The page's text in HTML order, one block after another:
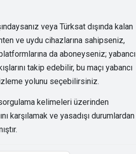
veya Türksat dışında kalan
ve uydu cihazlarına sahipseniz,
da aboneyseniz; yabancı
takip edebilir, bu maçı yabancı
yolunu seçebilirsiniz.
kelimeleri üzerinden
karşılamak ve yasadışı durumlardan